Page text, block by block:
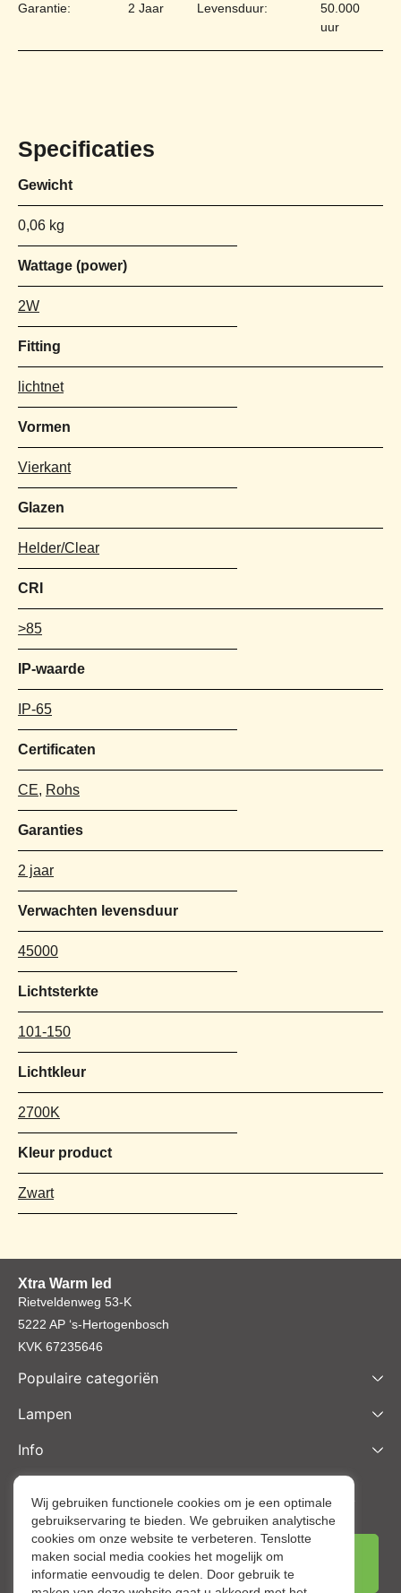
Garantie: 2 Jaar Levensduur:
50.000
uur
Specificaties
Gewicht
0,06 kg
Wattage (power)
2W
Fitting
lichtnet
Vormen
Vierkant
Glazen
Helder/Clear
CRI
>85
IP-waarde
IP-65
Certificaten
CE, Rohs
Garanties
2 jaar
Verwachten levensduur
45000
Lichtsterkte
101-150
Lichtkleur
2700K
Kleur product
Zwart
Xtra Warm led
Rietveldenweg 53-K
5222 AP ‘s-Hertogenbosch
KVK 67235646
Populaire categoriën
Lampen
Info
Nieuwsbrief inschrijven
Schrijf je nu in voor onze nieuwsbrief en ontvang het laatste
nieuws en aantrekkelijke korting via de mail.
Wij gebruiken functionele cookies om je een optimale
gebruikservaring te bieden. We gebruiken analytische
cookies om onze website te verbeteren. Tenslotte
maken social media cookies het mogelijk om
informatie eenvoudig te delen. Door gebruik te